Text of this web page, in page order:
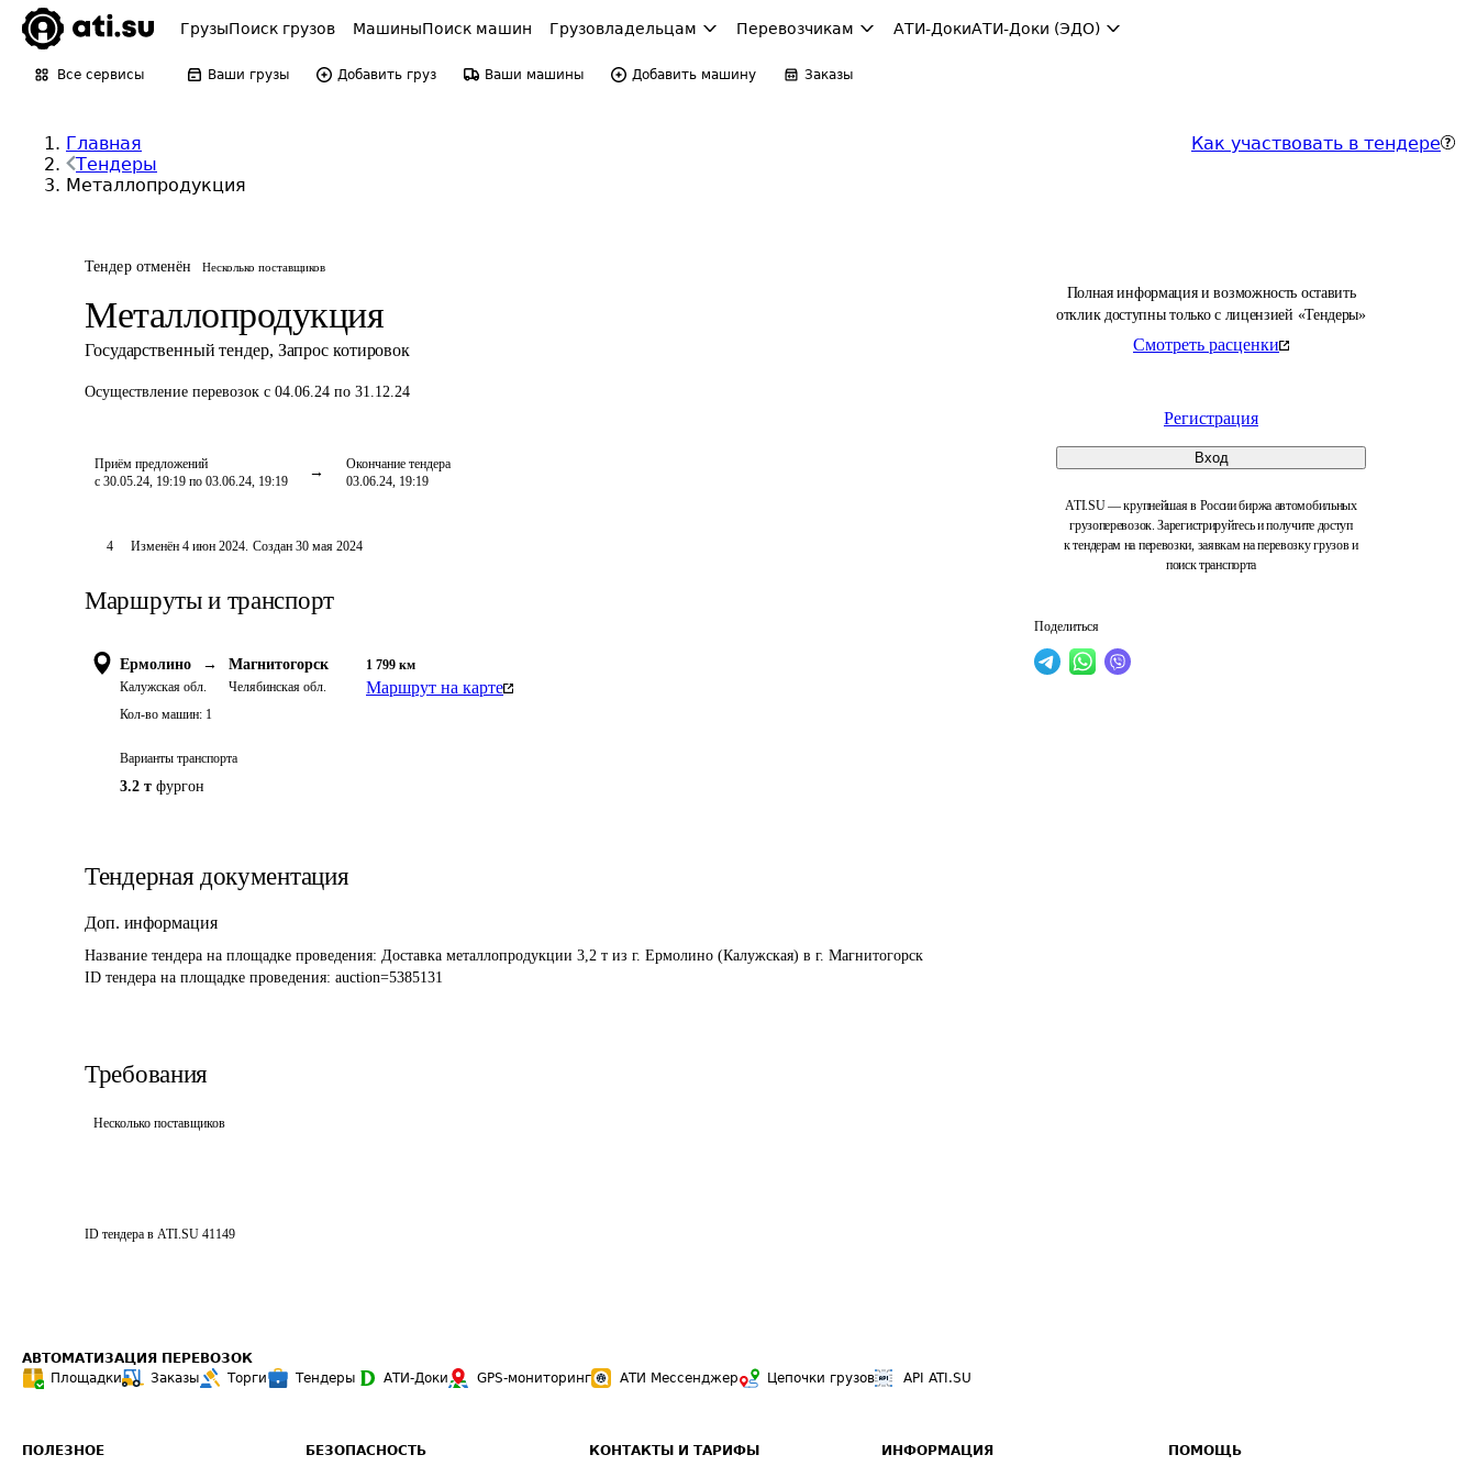
ГрузыПоиск грузов МашиныПоиск машин Грузовладельцам Перевозчикам АТИ-ДокиАТИ-Доки (ЭДО)
Все сервисы Ваши грузы Добавить груз Ваши машины Добавить машину Заказы
Главная
Тендеры
Металлопродукция
Как участвовать в тендере
Тендер отменён Несколько поставщиков
Металлопродукция
Государственный тендер, Запрос котировок
Осуществление перевозок с 04.06.24 по 31.12.24
Приём предложений
с 30.05.24, 19:19 по 03.06.24, 19:19
Окончание тендера
03.06.24, 19:19
Полная информация и возможность оставить
отклик доступны только с лицензией «Тендеры»
Смотреть расценки
Регистрация
Вход
ATI.SU — крупнейшая в России биржа автомобильных
грузоперевозок. Зарегистрируйтесь и получите доступ
к тендерам на перевозки, заявкам на перевозку грузов и
поиск транспорта
Поделиться
4 Изменён 4 июн 2024. Создан 30 мая 2024
Маршруты и транспорт
Ермолино →
Калужская обл.
Магнитогорск
Челябинская обл.
1 799 км
Маршрут на карте
Кол-во машин: 1
Варианты транспорта
3.2 т фургон
Тендерная документация
Доп. информация
Название тендера на площадке проведения: Доставка металлопродукции 3,2 т из г. Ермолино (Калужская) в г. Магнитогорск
ID тендера на площадке проведения: auction=5385131
Требования
Несколько поставщиков
ID тендера в ATI.SU 41149
АВТОМАТИЗАЦИЯ ПЕРЕВОЗОК
Площадки
Заказы Торги Тендеры АТИ-Доки GPS-мониторинг АТИ Мессенджер Цепочки грузов API ATI.SU
ПОЛЕЗНОЕ БЕЗОПАСНОСТЬ КОНТАКТЫ И ТАРИФЫ ИНФОРМАЦИЯ ПОМОЩЬ